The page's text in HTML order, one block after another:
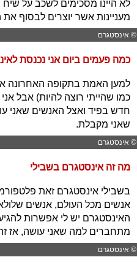
לא היינו מסכימים לשכב על
מעניינות אשר יוצרים לבסוף
© אינסטגרם
כמה פעמים ביום אני נכנסת
למען האמת בתקופה האחרונה
כמו שהייתי רוצה להיות) אבל
חדש בפיד ואצל האנשים שאני
שאני מקבלת.
© אינסטגרם
מה זה אינסטגרם בשבילי
בשבילי אינסטגרם זאת
אנשים מכל העולם, אנשים
האינסטגרם יש לי אפשרות
מתחברים למה שאני עושה, אז
© אינסטגרם